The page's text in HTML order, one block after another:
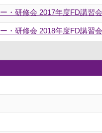
・研修会 2017年度FD講習
・研修会 2018年度FD講